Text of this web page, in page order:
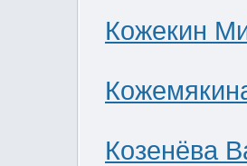
Кожекин
Козенёва